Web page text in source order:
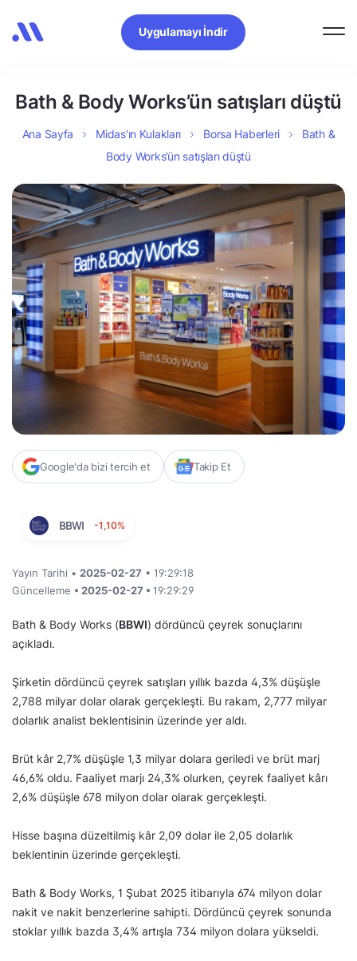
Uygulamayı İndir
Bath & Body Works’ün satışları düştü
Ana Sayfa Midas’ın Kulakları Borsa Haberleri
Bath &
Body Works’ün satışları düştü
Google'da bizi tercih et Takip Et
BBWI -1,10%
Yayın Tarihi • 2025-02-27 • 19:29:18
Güncelleme • 2025-02-27 • 19:29:29
Bath & Body Works (BBWI) dördüncü çeyrek sonuçlarını
açıkladı.
Şirketin dördüncü çeyrek satışları yıllık bazda 4,3% düşüşle
2,788 milyar dolar olarak gerçekleşti. Bu rakam, 2,777 milyar
dolarlık analist beklentisinin üzerinde yer aldı.
Brüt kâr 2,7% düşüşle 1,3 milyar dolara geriledi ve brüt marj
46,6% oldu. Faaliyet marjı 24,3% olurken, çeyrek faaliyet kârı
2,6% düşüşle 678 milyon dolar olarak gerçekleşti.
Hisse başına düzeltilmiş kâr 2,09 dolar ile 2,05 dolarlık
beklentinin üzerinde gerçekleşti.
Bath & Body Works, 1 Şubat 2025 itibarıyla 674 milyon dolar
nakit ve nakit benzerlerine sahipti. Dördüncü çeyrek sonunda
stoklar yıllık bazda 3,4% artışla 734 milyon dolara yükseldi.